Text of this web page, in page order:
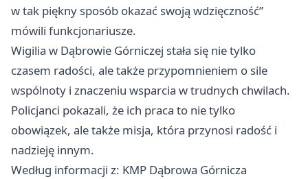
w tak piękny sposób okazać swoją wdzięczność”
mówili funkcjonariusze.
Wigilia w Dąbrowie Górniczej stała się nie tylko
czasem radości, ale także przypomnieniem o sile
wspólnoty i znaczeniu wsparcia w trudnych chwilach.
Policjanci pokazali, że ich praca to nie tylko
obowiązek, ale także misja, która przynosi radość i
nadzieję innym.
Według informacji z: KMP Dąbrowa Górnicza